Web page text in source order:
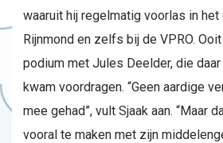
waaruit hij regelmatig voorlas in
Rijnmond en zelfs bij de VPRO.
podium met Jules Deelder, die
kwam voordragen. “Geen aardige
mee gehad”, vult Sjaak aan. “Maar
vooral te maken met zijn